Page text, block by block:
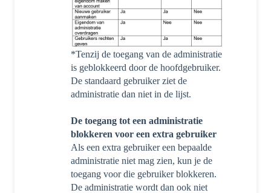
*Tenzij de toegang van de administratie
is geblokkeerd door de hoofdgebruiker.
De standaard gebruiker ziet de
administratie dan niet in de lijst.
De toegang tot een administratie
blokkeren voor een extra gebruiker
Als een extra gebruiker een bepaalde
administratie niet mag zien, kun je de
toegang voor die gebruiker blokkeren.
De administratie wordt dan ook niet